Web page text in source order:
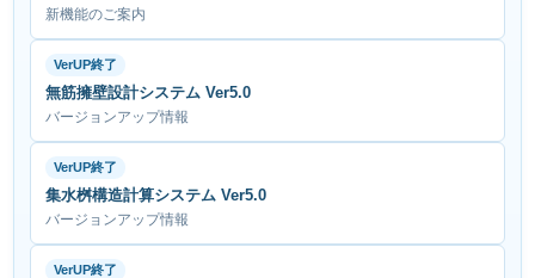
新機能のご案内
VerUP終了
無筋擁壁設計システム Ver5.0
バージョンアップ情報
VerUP終了
集水桝構造計算システム Ver5.0
バージョンアップ情報
VerUP終了